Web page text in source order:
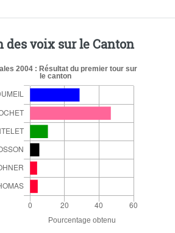
des voix sur le Canton
2004 : Résultat du premier tour sur
le canton